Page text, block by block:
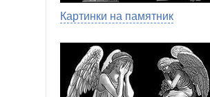
Картинки на памятник